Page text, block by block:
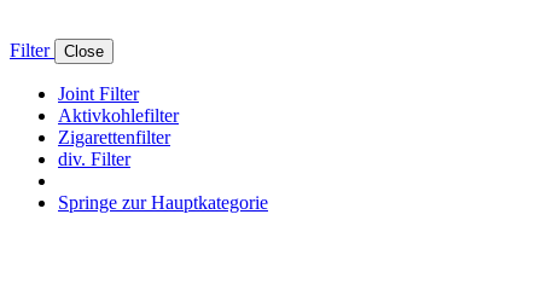
Filter Close
Joint Filter
Aktivkohlefilter
Zigarettenfilter
div. Filter
Springe zur Hauptkategorie